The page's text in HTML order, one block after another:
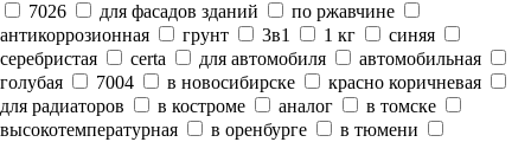
7026
для фасадов зданий
по ржавчине
антикоррозионная
грунт 3в1 1 кг
синяя
серебристая
certa для автомобиля
автомобильная
голубая
7004 в новосибирске
красно коричневая
для радиаторов
в костроме аналог
в томске
высокотемпературная
в оренбурге
в тюмени